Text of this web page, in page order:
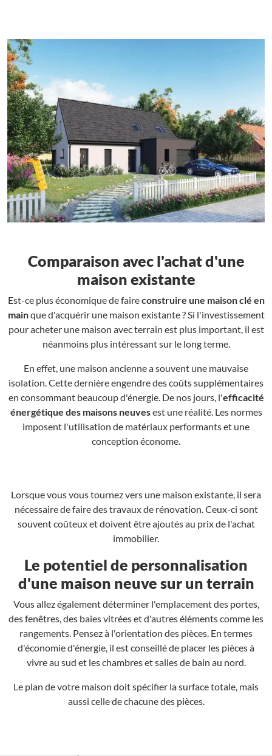
Comparaison avec l'achat d'une
maison existante
Est-ce plus économique de faireconstruire une maison clé en
mainque d'acquérir une maison existante ? Si l'investissement
pour acheter une maison avec terrain est plus important, il est
néanmoins plus intéressant sur le long terme.
En effet, une maison ancienne a souvent une mauvaise
isolation. Cette dernière engendre des coûts supplémentaires
en consommant beaucoup d'énergie. De nos jours, l'efficacité
énergétique des maisons neuvesest une réalité. Les normes
imposent l'utilisation de matériaux performants et une
conception économe.
Lorsque vous vous tournez vers une maison existante, il sera
nécessaire de faire des travaux de rénovation. Ceux-ci sont
souvent coûteux et doivent être ajoutés au prix de l'achat
immobilier.
Le potentiel de personnalisation
d'une maison neuve sur un terrain
Vous allez également déterminer l'emplacement des portes,
des fenêtres, des baies vitrées et d'autres éléments comme les
rangements. Pensez à l'orientation des pièces. En termes
d'économie d'énergie, il est conseillé de placer les pièces à
vivre au sud et les chambres et salles de bain au nord.
Le plan de votre maison doit spécifier la surface totale, mais
aussi celle de chacune des pièces.